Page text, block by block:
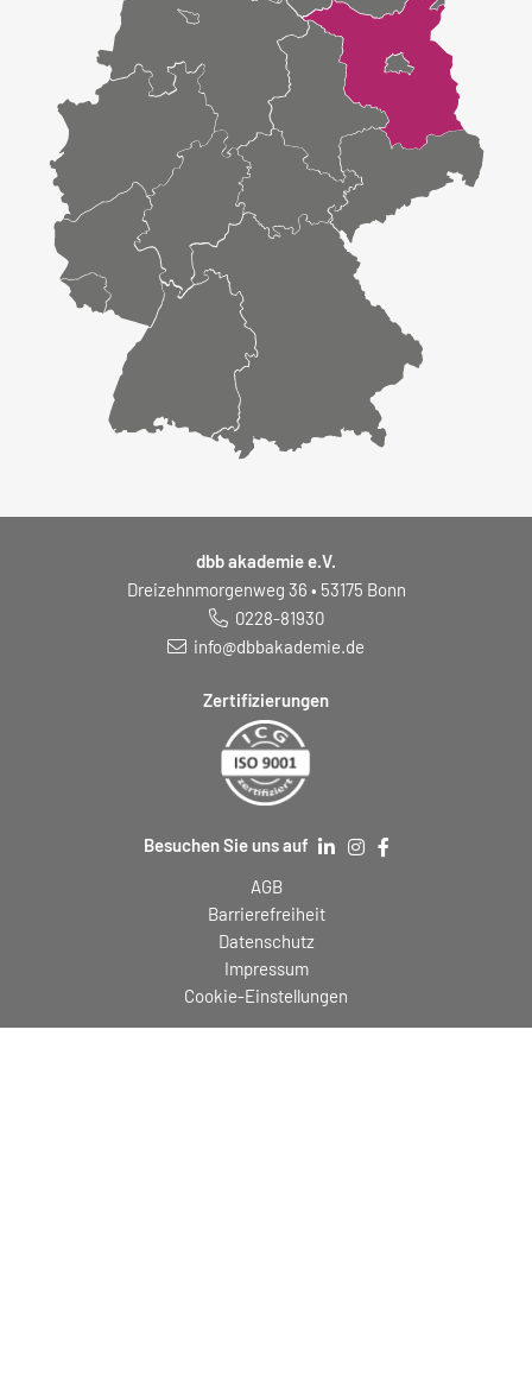
dbb akademie e.V.
Dreizehnmorgenweg 36 • 53175 Bonn
0228-81930
info@dbbakademie.de
Zertifizierungen
Besuchen Sie uns auf
AGB
Barrierefreiheit
Datenschutz
Impressum
Cookie-Einstellungen